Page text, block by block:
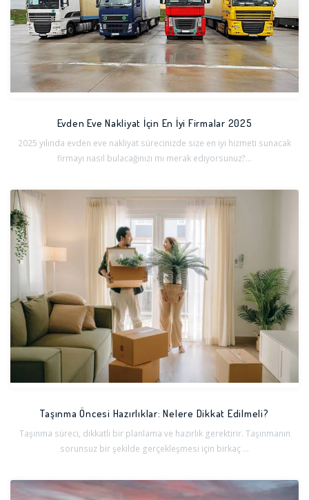
Evden Eve Nakliyat İçin En İyi Firmalar 2025
2025 yılında evden eve nakliyat sürecinizde size en iyi hizmeti sunacak
firmayı nasıl bulacağınızı mı merak ediyorsunuz?...
Taşınma Öncesi Hazırlıklar: Nelere Dikkat Edilmeli?
Taşınma süreci, dikkatli bir planlama ve hazırlık gerektirir. Taşınmanın
sorunsuz bir şekilde gerçekleşmesi için birkaç ...